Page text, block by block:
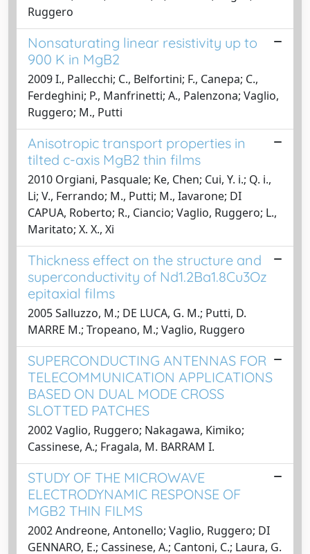
Ruggero
Nonsaturating linear resistivity up to
900 K in MgB2
2009 I., Pallecchi; C., Belfortini; F., Canepa; C.,
Ferdeghini; P., Manfrinetti; A., Palenzona; Vaglio,
Ruggero; M., Putti
Anisotropic transport properties in
tilted c-axis MgB2 thin films
2010 Orgiani, Pasquale; Ke, Chen; Cui, Y. i.; Q. i.,
Li; V., Ferrando; M., Putti; M., Iavarone; DI
CAPUA, Roberto; R., Ciancio; Vaglio, Ruggero; L.,
Maritato; X. X., Xi
Thickness effect on the structure and
superconductivity of Nd1.2Ba1.8Cu3Oz
epitaxial films
2005 Salluzzo, M.; DE LUCA, G. M.; Putti, D.
MARRE M.; Tropeano, M.; Vaglio, Ruggero
SUPERCONDUCTING ANTENNAS FOR
TELECOMMUNICATION APPLICATIONS
BASED ON DUAL MODE CROSS
SLOTTED PATCHES
2002 Vaglio, Ruggero; Nakagawa, Kimiko;
Cassinese, A.; Fragala, M. BARRAM I.
STUDY OF THE MICROWAVE
ELECTRODYNAMIC RESPONSE OF
MGB2 THIN FILMS
2002 Andreone, Antonello; Vaglio, Ruggero; DI
GENNARO, E.; Cassinese, A.; Cantoni, C.; Laura, G.